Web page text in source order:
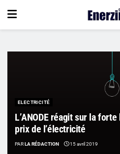
ELECTRICITÉ
L’ANODE réagit sur la
prix de l’électricité
PARLA RÉDACTION 15 avril 2019